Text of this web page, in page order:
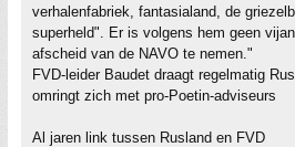
verhalenfabriek, fantasialand, de
superheld". Er is volgens hem geen
afscheid van de NAVO te nemen."
FVD-leider Baudet draagt regelmatig
omringt zich met pro-Poetin-adviseurs
Al jaren link tussen Rusland en FVD